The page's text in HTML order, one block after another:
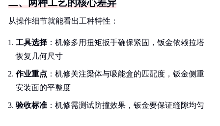
二、两种工艺的核心差异
从操作细节就能看出工种特性：
工具选择 ：机修多用扭矩扳手确保紧固，钣金依赖拉塔
恢复几何尺寸
作业重点 ：机修关注梁体与吸能盒的匹配度，钣金侧重
安装面的平整度
验收标准 ：机修需测试防撞效果，钣金要保证缝隙均匀